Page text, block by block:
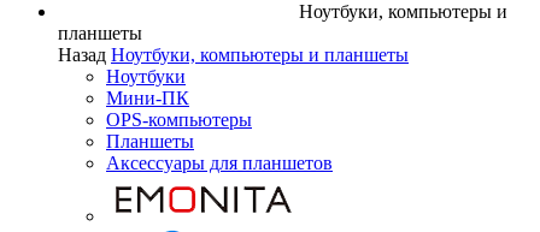
Ноутбуки, компьютеры и
планшеты
Назад Ноутбуки, компьютеры и планшеты
Ноутбуки
Мини-ПК
OPS-компьютеры
Планшеты
Аксессуары для планшетов